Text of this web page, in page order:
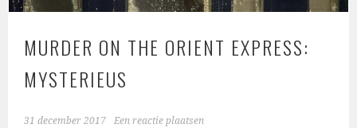
MURDER ON THE ORIENT EXPRESS:
MYSTERIEUS
31 december 2017 Een reactie plaatsen